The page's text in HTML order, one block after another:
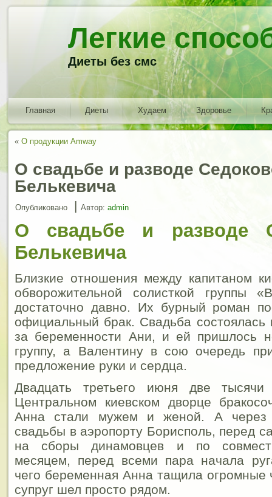
Легкие
Диеты без смс
Главная Диеты Худаем Здоровье
« О продукции Amway
О свадьбе и разводе
Белькевича
Опубликовано | Автор: admin
О свадьбе и разводе
Белькевича
Близкие отношения между капитаном
обворожительной солисткой группы
достаточно давно. Их бурный роман
официальный брак. Свадьба состоялась
за беременности Ани, и ей пришлось
группу, а Валентину в сою очередь
предложение руки и сердца.
Двадцать третьего июня две тысячи
Центральном киевском дворце
Анна стали мужем и женой.
А через
свадьбы в аэропорту Борисполь, перед
на сборы динамовцев и по
месяцем, перед всеми пара начала
чего беременная Анна тащила
супруг шел просто рядом.